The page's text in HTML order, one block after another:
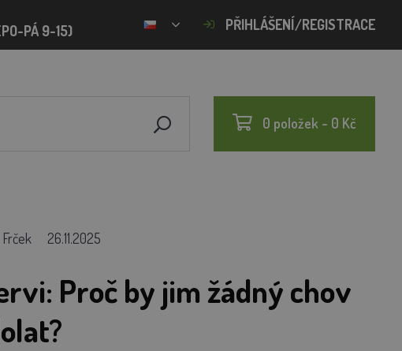
PÁ 9-15) PŘIHLÁŠENÍ/REGISTRACE
0 položek - 0 Kč
26.11.2025
Proč by jim žádný chov